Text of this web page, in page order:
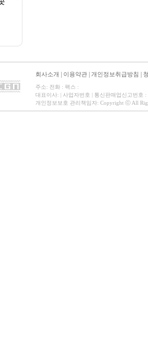
회사소개 이용약관 개인정보취급방침
주소: 전화 : 팩스 :
대표이사: | 사업자번호 | 통신판매업신고번호 :
개인정보보호 관리책임자: Copyright ⓒ All